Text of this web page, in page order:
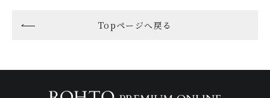
Topページへ戻る